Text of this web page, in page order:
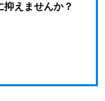
えませんか？